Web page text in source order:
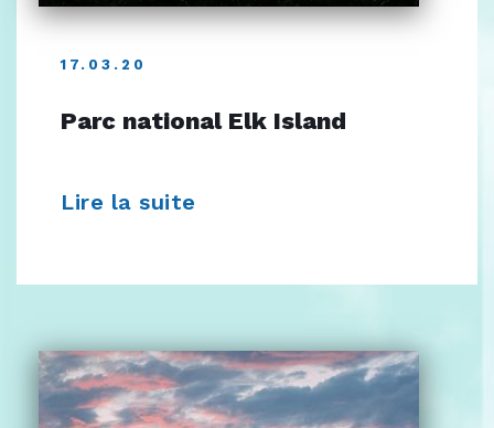
17.03.20
Parc national Elk Island
Lire la suite